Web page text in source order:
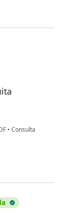
• Consulta